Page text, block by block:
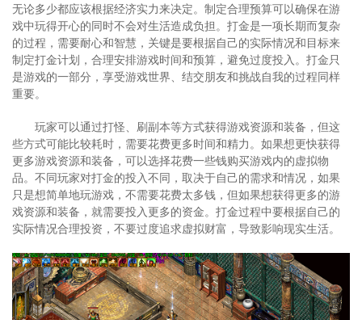
无论多少都应该根据经济实力来决定。制定合理预算可以确保在游
戏中玩得开心的同时不会对生活造成负担。打金是一项长期而复杂
的过程，需要耐心和智慧，关键是要根据自己的实际情况和目标来
制定打金计划，合理安排游戏时间和预算，避免过度投入。打金只
是游戏的一部分，享受游戏世界、结交朋友和挑战自我的过程同样
重要。
玩家可以通过打怪、刷副本等方式获得游戏资源和装备，但这
些方式可能比较耗时，需要花费更多时间和精力。如果想更快获得
更多游戏资源和装备，可以选择花费一些钱购买游戏内的虚拟物
品。不同玩家对打金的投入不同，取决于自己的需求和情况，如果
只是想简单地玩游戏，不需要花费太多钱，但如果想获得更多的游
戏资源和装备，就需要投入更多的资金。打金过程中要根据自己的
实际情况合理投资，不要过度追求虚拟财富，导致影响现实生活。